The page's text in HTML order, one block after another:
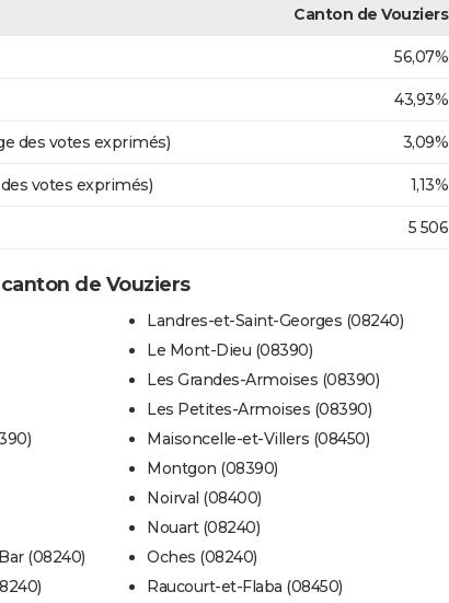
Canton de Vouziers
56,07%
43,93%
des votes exprimés) 3,09%
votes exprimés) 1,13%
5 506
de Vouziers
(08240)
Landres-et-Saint-Georges (08240)
Le Mont-Dieu (08390)
Les Grandes-Armoises (08390)
Les Petites-Armoises (08390)
Maisoncelle-et-Villers (08450)
Montgon (08390)
Noirval (08400)
Nouart (08240)
Oches (08240)
Raucourt-et-Flaba (08450)